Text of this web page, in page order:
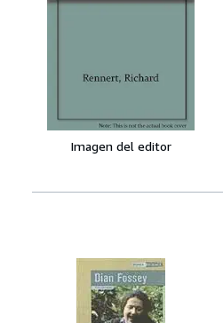
Imagen del editor